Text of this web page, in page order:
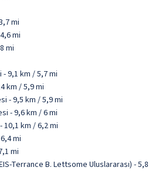
mi
mi
mi
- 9,1 km / 5,7 mi
km / 5,9 mi
- 9,5 km / 5,9 mi
- 9,6 km / 6 mi
10,1 km / 6,2 mi
mi
mi
Terrance B. Lettsome Uluslararası) - 5,8